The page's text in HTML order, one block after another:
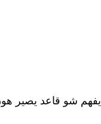
شو قاعد يصير